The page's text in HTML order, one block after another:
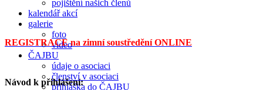
pojištění našich členů
kalendář akcí
galerie
foto
video
ČAJBU
údaje o asociaci
členství v asociaci
přihláška do ČAJBU
REGISTRACE na zimní soustředění ONLINE
Návod k přihlášení: